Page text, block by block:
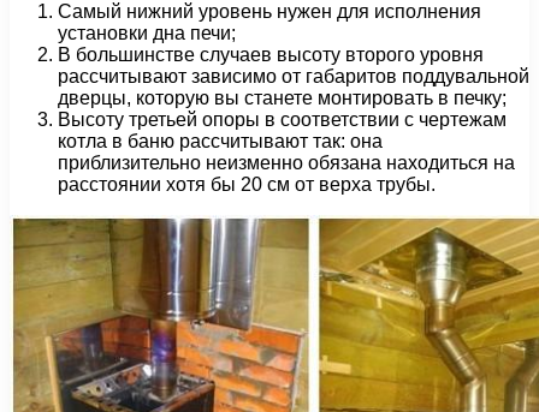
Самый нижний уровень нужен для исполнения
установки дна печи;
В большинстве случаев высоту второго уровня
рассчитывают зависимо от габаритов поддувальной
дверцы, которую вы станете монтировать в печку;
Высоту третьей опоры в соответствии с чертежам
котла в баню рассчитывают так: она
приблизительно неизменно обязана находиться на
расстоянии хотя бы 20 см от верха трубы.